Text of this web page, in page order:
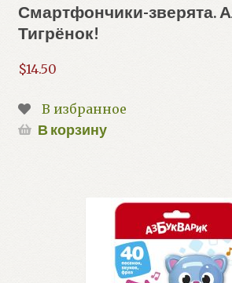
Смартфончики-зверята.
Тигрёнок!
$14.50
В избранное
В корзину